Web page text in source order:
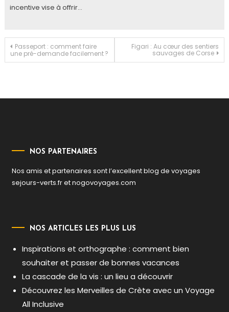
incentive vise à offrir…
Navigation
l’article
Passeport : comment faire
une pré-demande facilement ?
Figari : Au cœur des sentiers
sauvages de Corse
NOS PARTENAIRES
Nos amis et partenaires sont l’excellent blog de voyages
sejours-verts.fretnogovoyages.com
NOS ARTICLES LES PLUS LUS
Inspirations et orthographe : comment bien
souhaiter et passer de bonnes vacances
La cascade de la vis : un lieu a découvrir
Découvrez les Merveilles de Crète avec un Voyage
All Inclusive